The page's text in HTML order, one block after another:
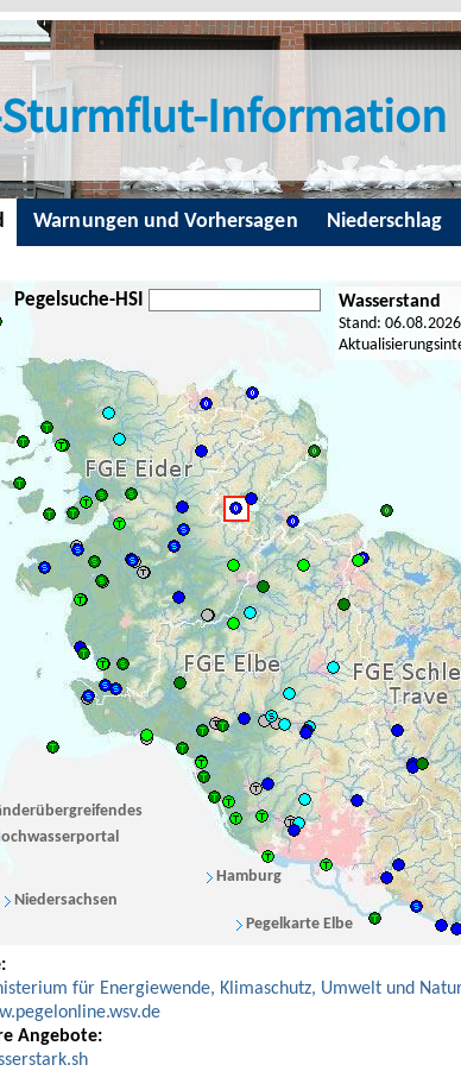
Information
Warnungen und Vorhersagen Niederschlag
Pegelsuche-HSI Wasserstand
Stand:
Pegelkarte Elbe
Niedersachsen
Hamburg
für Energiewende, Klimaschutz, Umwelt und
Angebote: